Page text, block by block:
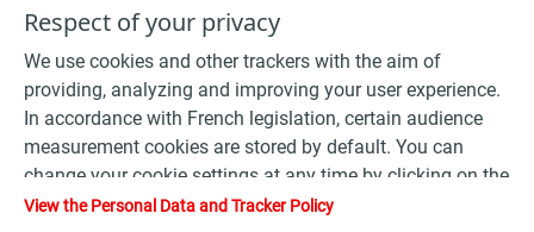
Conditions Générales de Vente Bois
Respect of your privacy
We use cookies and other trackers with the aim of
providing, analyzing and improving your user experience.
In accordance with French legislation, certain audience
measurement cookies are stored by default. You can
change your cookie settings at any time by clicking on the
"Manage my cookies" button. By clicking on the "Accept"
View the Personal Data and Tracker Policy